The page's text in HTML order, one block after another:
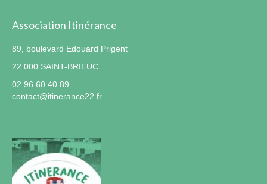
Association Itinérance
89, boulevard Edouard Prigent
22 000 SAINT-BRIEUC
02.96.60.40.89
contact@itinerance22.fr